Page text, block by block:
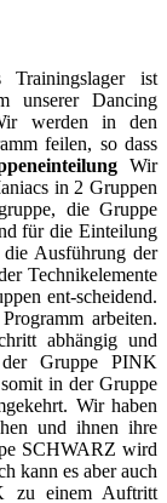
ist
unserer Dancing
werden in den
feilen, so dass
Wir
in 2 Gruppen
die Gruppe
für die Einteilung
die Ausführung der
Technikelemente
ent-scheidend.
arbeiten.
abhängig und
Gruppe PINK
in der Gruppe
Wir haben
und ihnen ihre
SCHWARZ wird
kann es aber auch
zu einem Auftritt